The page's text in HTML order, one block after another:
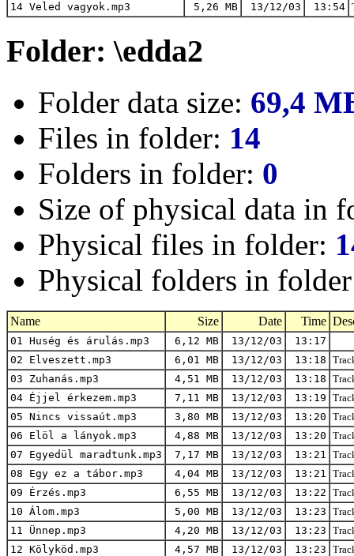
14 Veled vagyok.mp3
5,26 MB 13/12/03 13:54
Folder: \edda2
Folder data size: 69,4
Files in folder: 14
Folders in folder: 0
Size of physical data in
Physical files in folder:
Physical folders in
Name Size Date Time
01 Huség és árulás.mp3 6,12 MB 13/12/03
13:17
02 Elveszett.mp3
6,01 MB 13/12/03 13:18
03 Zuhanás.mp3
4,51 MB 13/12/03 13:18
04 Éjjel érkezem.mp3
7,11 MB 13/12/03 13:19
05 Nincs vissaút.mp3
3,80 MB 13/12/03 13:20
06 Elöl a lányok.mp3
4,88 MB 13/12/03 13:20
07 Egyedül maradtunk.mp3
7,17 MB 13/12/03 13:21
08 Egy ez a tábor.mp3
4,04 MB 13/12/03 13:21
09 Érzés.mp3
6,55 MB 13/12/03 13:22
10 Álom.mp3
5,00 MB 13/12/03 13:23
11 Ünnep.mp3
4,20 MB 13/12/03 13:23
12 Kölyköd.mp3
4,57 MB 13/12/03 13:23